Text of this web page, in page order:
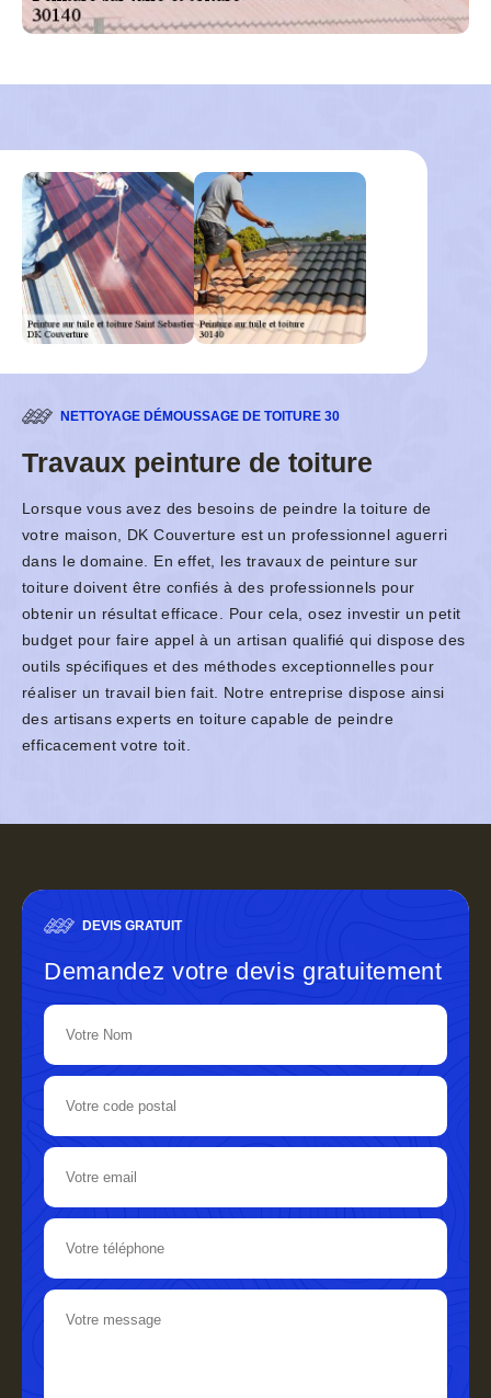
NETTOYAGE DÉMOUSSAGE DE TOITURE 30
Travaux peinture de toiture
Lorsque vous avez des besoins de peindre la toiture de
votre maison, DK Couverture est un professionnel aguerri
dans le domaine. En effet, les travaux de peinture sur
toiture doivent être confiés à des professionnels pour
obtenir un résultat efficace. Pour cela, osez investir un petit
budget pour faire appel à un artisan qualifié qui dispose des
outils spécifiques et des méthodes exceptionnelles pour
réaliser un travail bien fait. Notre entreprise dispose ainsi
des artisans experts en toiture capable de peindre
efficacement votre toit.
DEVIS GRATUIT
Demandez votre devis gratuitement